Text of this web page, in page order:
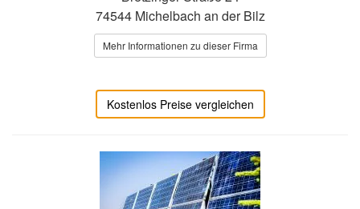
74544 Michelbach an der Bilz
Mehr Informationen zu dieser Firma
Kostenlos Preise vergleichen